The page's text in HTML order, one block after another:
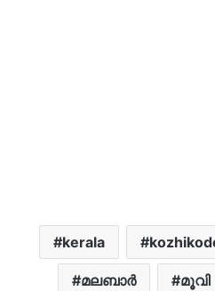
kerala
മലബാർ മൂവി